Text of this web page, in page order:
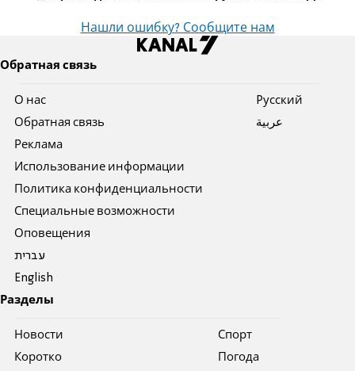
Нашли ошибку? Сообщите нам
Обратная связь
О нас
Обратная связь
Реклама
Использование информации
Политика конфиденциальности
Специальные возможности
Оповещения
עברית
English
Pусский
عربية
Разделы
Новости
Коротко
Спорт
Погода